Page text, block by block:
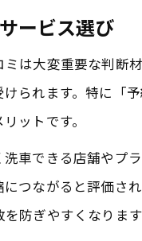
サブスク洗車の
洗車の質を口コ
ービス選び
は大変重要な判断
られます。特に「
ットです。
車できる店舗やプ
つながると評価さ
防ぎやすくなります